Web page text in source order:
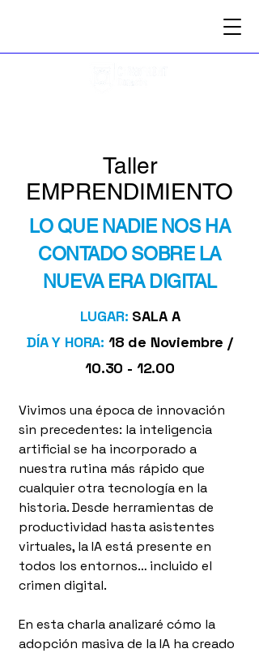
Taller
EMPRENDIMIENTO
LO QUE NADIE NOS HA
CONTADO SOBRE LA
NUEVA ERA DIGITAL
LUGAR: SALA A
DÍA Y HORA: 18 de Noviembre /
10.30 - 12.00
Vivimos una época de innovación
sin precedentes: la inteligencia
artificial se ha incorporado a
nuestra rutina más rápido que
cualquier otra tecnología en la
historia. Desde herramientas de
productividad hasta asistentes
virtuales, la IA está presente en
todos los entornos… incluido el
crimen digital.
En esta charla analizaré cómo la
adopción masiva de la IA ha creado